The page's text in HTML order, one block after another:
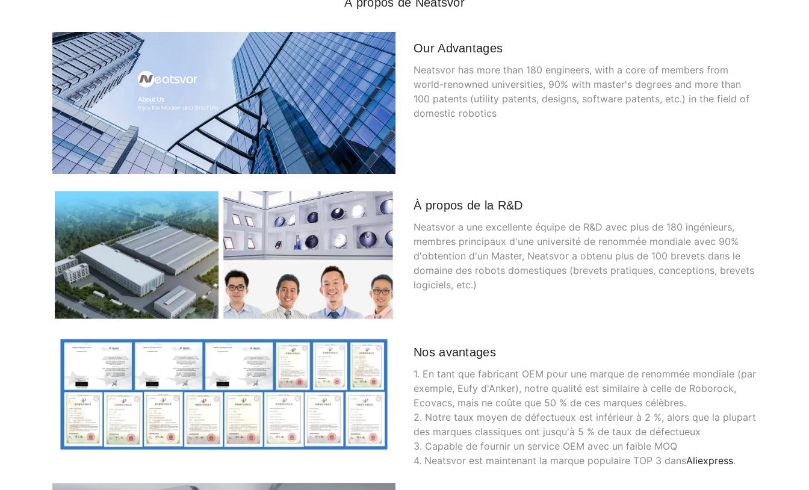
Our Advantages
Neatsvor has more than 180 engineers, with a core of members from
world-renowned universities, 90% with master's degrees and more than
100 patents (utility patents, designs, software patents, etc.) in the field of
domestic robotics
À propos de la R&D
Neatsvor a une excellente équipe de R&D avec plus de 180 ingénieurs,
membres principaux d'une université de renommée mondiale avec 90%
d'obtention d'un Master, Neatsvor a obtenu plus de 100 brevets dans le
domaine des robots domestiques (brevets pratiques, conceptions, brevets
logiciels, etc.)
Nos avantages
1. En tant que fabricant OEM pour une marque de renommée mondiale (par
exemple, Eufy d'Anker), notre qualité est similaire à celle de Roborock,
Ecovacs, mais ne coûte que 50 % de ces marques célèbres.
2. Notre taux moyen de défectueux est inférieur à 2 %, alors que la plupart
des marques classiques ont jusqu'à 5 % de taux de défectueux
3. Capable de fournir un service OEM avec un faible MOQ
4. Neatsvor est maintenant la marque populaire TOP 3 dansAliexpress.
Code postal